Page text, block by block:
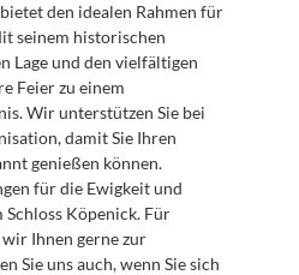
den idealen Rahmen für
seinem historischen
Lage und den vielfältigen
Feier zu einem
Wir unterstützen Sie bei
damit Sie Ihren
genießen können.
für die Ewigkeit und
Schloss Köpenick. Für
Ihnen gerne zur
Sie uns auch, wenn Sie sich